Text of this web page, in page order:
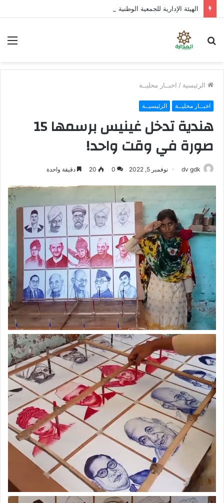
الرئيسية / اخبــار محليــة
اخبــار محليــة الرئيسيــة
هندية تدخل غينيس برسمها 15
صورة في وقت واحد!
dv gdk نوفمبر 5, 2022 0
20 دقيقة واحدة